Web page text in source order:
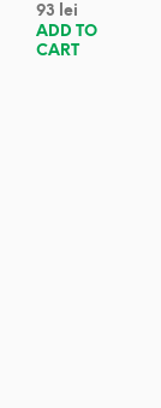
93
lei
ADD TO
CART